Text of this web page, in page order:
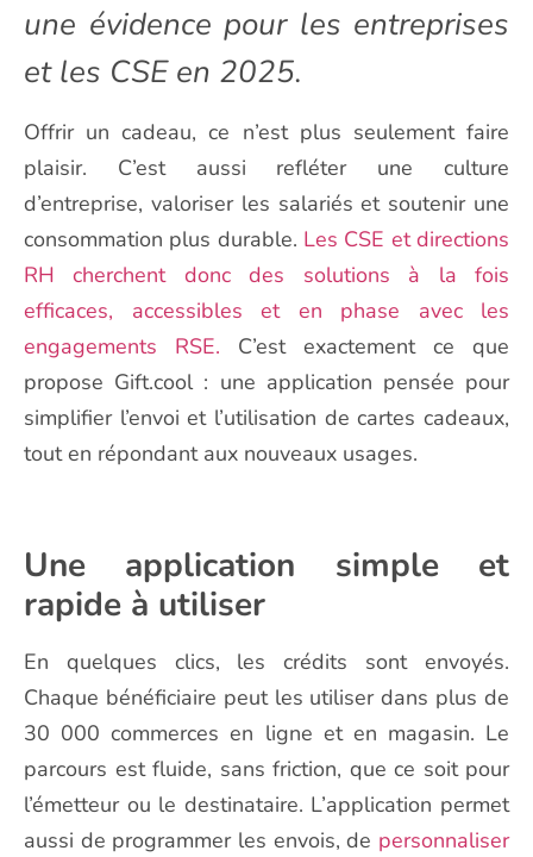
une évidence pour les entreprises
et les CSE en 2025.
Offrir un cadeau, ce n’est plus seulement faire
plaisir. C’est aussi refléter une culture
d’entreprise, valoriser les salariés et soutenir une
consommation plus durable. Les CSE et directions
RH cherchent donc des solutions à la fois
efficaces, accessibles et en phase avec les
engagements RSE. C’est exactement ce que
propose Gift.cool : une application pensée pour
simplifier l’envoi et l’utilisation de cartes cadeaux,
tout en répondant aux nouveaux usages.
Une application simple et
rapide à utiliser
En quelques clics, les crédits sont envoyés.
Chaque bénéficiaire peut les utiliser dans plus de
30 000 commerces en ligne et en magasin. Le
parcours est fluide, sans friction, que ce soit pour
l’émetteur ou le destinataire. L’application permet
aussi de programmer les envois, de personnaliser